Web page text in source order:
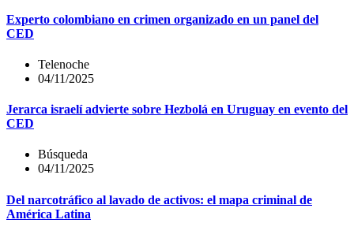
Experto colombiano en crimen organizado en un panel del
CED
Telenoche
04/11/2025
Jerarca israelí advierte sobre Hezbolá en Uruguay en evento del
CED
Búsqueda
04/11/2025
Del narcotráfico al lavado de activos: el mapa criminal de
América Latina